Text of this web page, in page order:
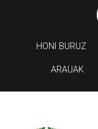
HONI BURUZ
ARAUAK